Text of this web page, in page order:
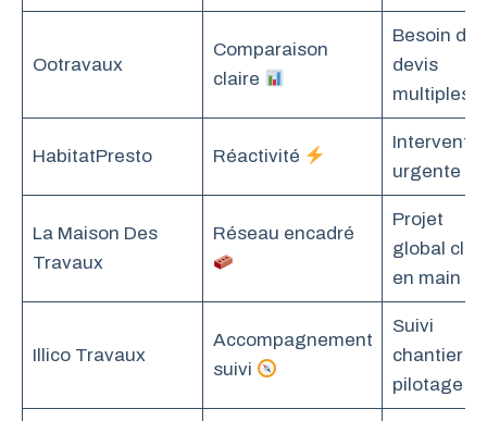
Ootravaux
Comparaison
claire
Besoin de
devis
multiples
HabitatPresto Réactivité
urgente
La Maison Des
Travaux
Réseau encadré
Projet
global clé
en main
Illico Travaux
Accompagnement
suivi
Suivi
chantier et
pilotage